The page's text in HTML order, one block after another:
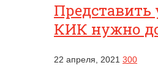
Представить
КИК нужно
22 апреля, 2021 300